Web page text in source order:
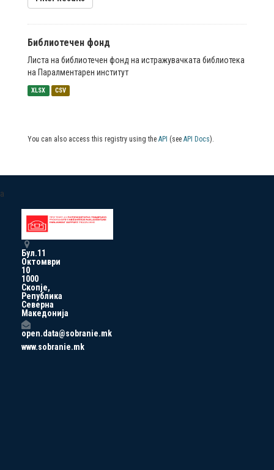
Библиотечен фонд
Листа на библиотечен фонд на истражувачката библиотека
на Паралментарен институт
XLSX CSV
You can also access this registry using the API (see API Docs).
a
Бул.11
Октомври
10
1000
Скопје,
Република
Северна
Македонија
open.data@sobranie.mk
www.sobranie.mk